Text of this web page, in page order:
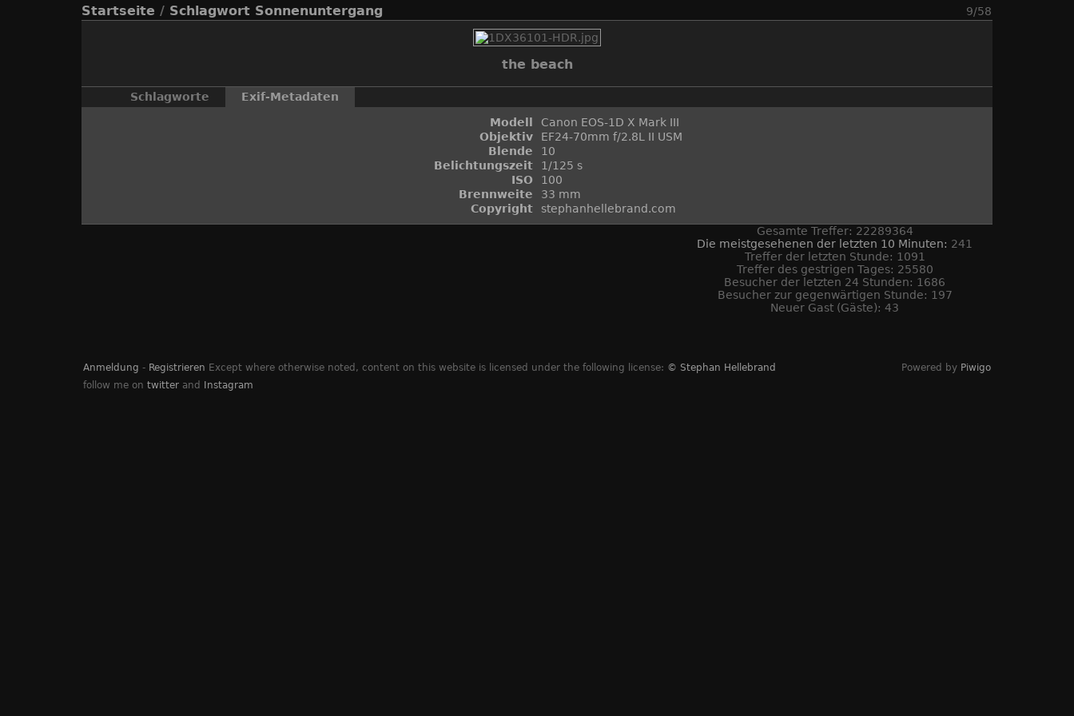
9/58
Startseite / Schlagwort Sonnenuntergang
the beach
Schlagworte
Exif-Metadaten
Modell
Canon EOS-1D X Mark III
Objektiv
EF24-70mm f/2.8L II USM
Blende
10
Belichtungszeit
1/125 s
ISO
100
Brennweite
33 mm
Copyright
stephanhellebrand.com
Gesamte Treffer: 22289364
Die meistgesehenen der letzten 10 Minuten: 241
Treffer der letzten Stunde: 1091
Treffer des gestrigen Tages: 25580
Besucher der letzten 24 Stunden: 1686
Besucher zur gegenwärtigen Stunde: 197
Neuer Gast (Gäste): 43
Anmeldung - Registrieren Except where otherwise noted, content on this website is licensed under the following license: © Stephan Hellebrand
follow me on twitter and Instagram
Powered by Piwigo